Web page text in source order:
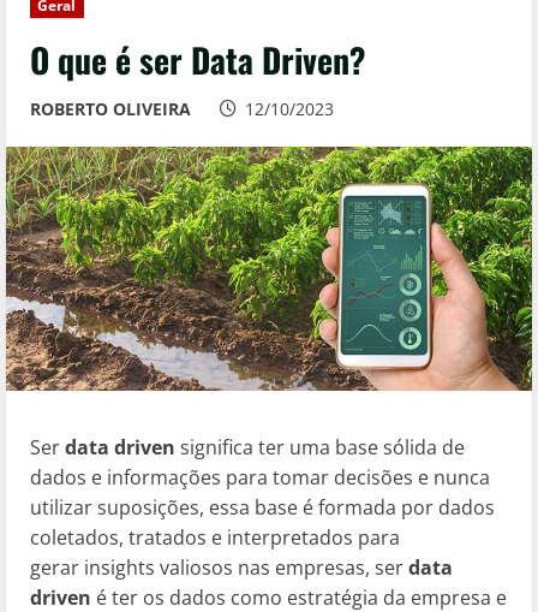
Geral
O que é ser Data Driven?
ROBERTO OLIVEIRA 12/10/2023
Serdata driven significa ter uma base sólida de
dados e informações para tomar decisões e nunca
utilizar suposições, essa base é formada por dados
coletados, tratados e interpretados para
gerar insights valiosos nas empresas, serdata
driven é ter os dados como estratégia da empresa e